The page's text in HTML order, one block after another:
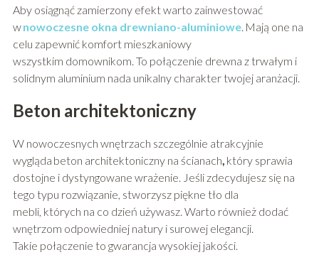
Aby osiągnąć zamierzony efekt warto zainwestować
wnowoczesne okna drewniano-aluminiowe. Mają one na
celu zapewnić komfort mieszkaniowy
wszystkim domownikom. To połączenie drewna z trwałym i
solidnym aluminium nada unikalny charakter twojej aranżacji.
Beton architektoniczny
W nowoczesnych wnętrzach szczególnie atrakcyjnie
wygląda beton architektoniczny na ścianach, który sprawia
dostojne i dystyngowane wrażenie. Jeśli zdecydujesz się na
tego typu rozwiązanie, stworzysz piękne tło dla
mebli, których na co dzień używasz. Warto również dodać
wnętrzom odpowiedniej natury i surowej elegancji.
Takie połączenie to gwarancja wysokiej jakości.